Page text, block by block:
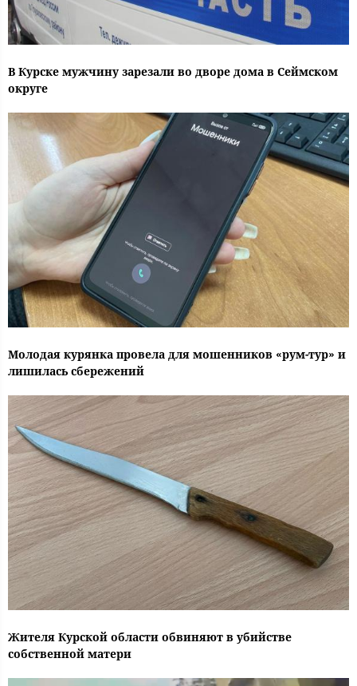
В Курске мужчину зарезали во дворе дома в Сеймском
округе
Молодая курянка провела для мошенников «рум-тур» и
лишилась сбережений
Жителя Курской области обвиняют в убийстве
собственной матери